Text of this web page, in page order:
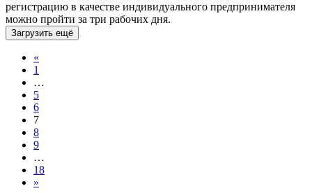
регистрацию в качестве индивидуального предпринимателя
можно пройти за три рабочих дня.
Загрузить ещё
«
1
…
5
6
7
8
9
…
18
»